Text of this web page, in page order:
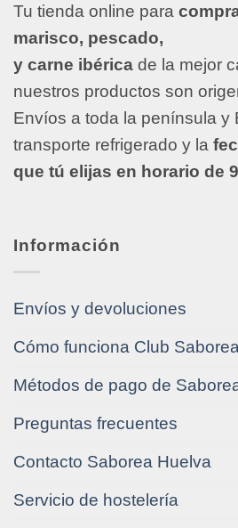
Tu tienda online para
marisco, pescado,
y carne ibérica de la mejor
nuestros productos son
Envíos a toda la península y
transporte refrigerado y la
que tú elijas en horario de
Información
Envíos y devoluciones
Cómo funciona Club
Métodos de pago de
Preguntas frecuentes
Contacto Saborea Huelva
Servicio de hostelería